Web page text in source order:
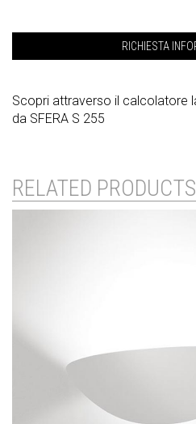
RICHIESTA
Scopri attraverso il calcolatore
da SFERA S 255
RELATED PRODUCTS